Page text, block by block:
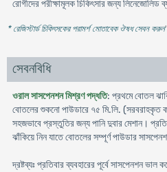
রোগীদের পরীক্ষামূলক চিকিৎসার জন্য লিনেজোলিড
* রেজিস্টার্ড চিকিৎসকের পরামর্শ মোতাবেক ঔষধ সেবন করুন'
সেবনবিধি
ওরাল সাসপেনশন মিশ্রণ পদ্ধতি: প্রথমে বোতল
বোতলের শুকনো পাউডারে ৭৫ মি.লি. (সরবরাহকৃত
সহজভাবে প্রস্তুতির জন্য পানি দুবার মেশান।
ঝাঁকিয়ে নিন যাতে বোতলের সম্পূর্ণ পাউডার
দ্রষ্টব্যঃ প্রতিবার ব্যবহারের পূর্বে সাসপেনশন